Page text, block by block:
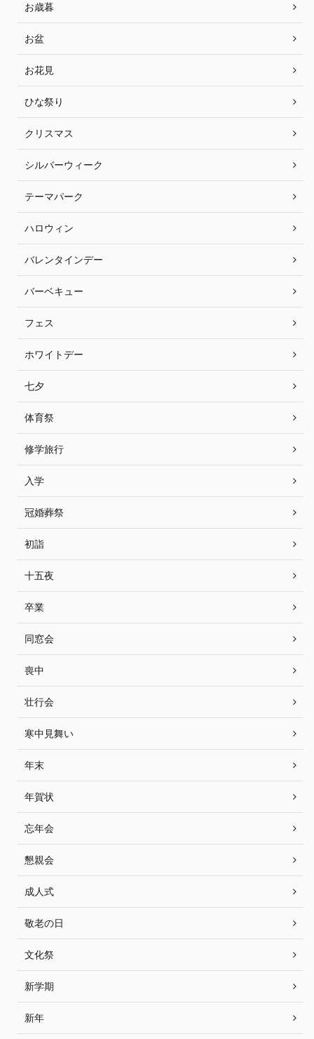
お歳暮
お盆
お花見
ひな祭り
クリスマス
シルバーウィーク
テーマパーク
ハロウィン
バレンタインデー
バーベキュー
フェス
ホワイトデー
七夕
体育祭
修学旅行
入学
冠婚葬祭
初詣
十五夜
卒業
同窓会
喪中
壮行会
寒中見舞い
年末
年賀状
忘年会
懇親会
成人式
敬老の日
文化祭
新学期
新年